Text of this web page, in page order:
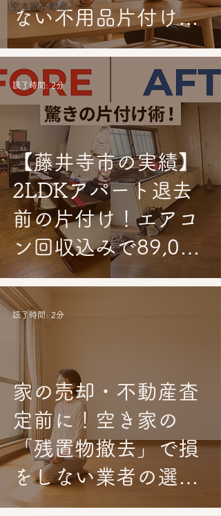
空き家不動産
ない不用品片付け業
者の選び方
【藤井寺市の実績】
2LDKアパート退去
前の片付け！エアコ
ン回収込みで89,000
円（追加料金なし）
読了時間: 2分
家の売却・不動産査
定前に！空き家の
「残置物撤去」で損
をしない業者の選び
方
読了時間: 2分